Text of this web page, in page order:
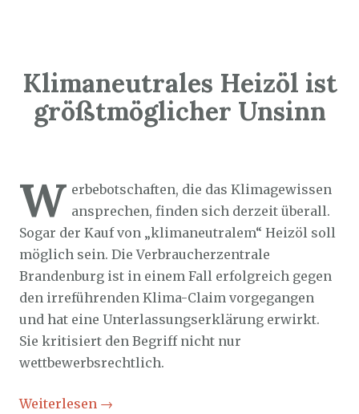
Klimaneutrales Heizöl ist
größtmöglicher Unsinn
W erbebotschaften, die das Klimagewissen
ansprechen, finden sich derzeit überall.
Sogar der Kauf von „klimaneutralem“ Heizöl soll
möglich sein. Die Verbraucherzentrale
Brandenburg ist in einem Fall erfolgreich gegen
den irreführenden Klima-Claim vorgegangen
und hat eine Unterlassungserklärung erwirkt.
Sie kritisiert den Begriff nicht nur
wettbewerbsrechtlich.
Weiterlesen →